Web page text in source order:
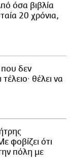
όσα βιβλία
20 χρόνια,
που δεν
θέλει να
φοβίζει ότι
πόλη με